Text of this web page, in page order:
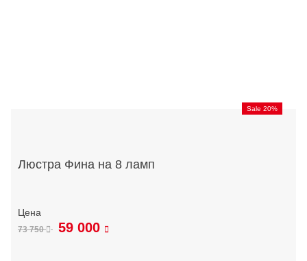
Sale 20%
Люстра Фина на 8 ламп
73 750 59 000